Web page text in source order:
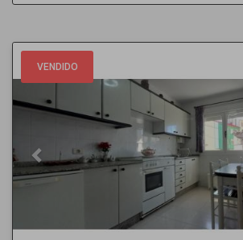
VENDIDO
Previous